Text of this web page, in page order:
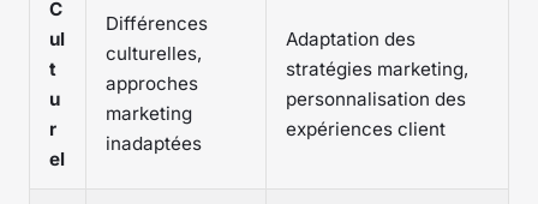
C
ul
t
u
r
el
Différences
culturelles,
approches
marketing
inadaptées
Adaptation des
stratégies marketing,
personnalisation des
expériences client